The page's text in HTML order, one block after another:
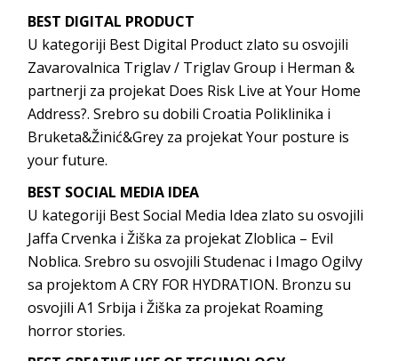
BEST DIGITAL PRODUCT
U kategoriji Best Digital Product zlato su osvojili
Zavarovalnica Triglav / Triglav Group i Herman &
partnerji za projekat Does Risk Live at Your Home
Address?. Srebro su dobili Croatia Poliklinika i
Bruketa&Žinić&Grey za projekat Your posture is
your future.
BEST SOCIAL MEDIA IDEA
U kategoriji Best Social Media Idea zlato su osvojili
Jaffa Crvenka i Žiška za projekat Zloblica – Evil
Noblica. Srebro su osvojili Studenac i Imago Ogilvy
sa projektom A CRY FOR HYDRATION. Bronzu su
osvojili A1 Srbija i Žiška za projekat Roaming
horror stories.